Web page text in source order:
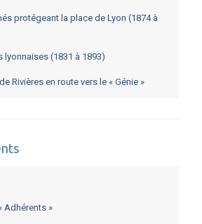
protégeant la place de Lyon (1874 à
(1831 à 1893)
Rivières en route vers le « Génie »
Adhérents »